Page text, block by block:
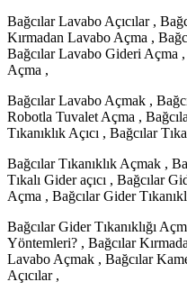
Bağcılar Lavabo Açıcılar ,
Kırmadan Lavabo Açma ,
Bağcılar Lavabo Gideri Açma
Açma ,
Bağcılar Lavabo Açmak ,
Robotla Tuvalet Açma ,
Tıkanıklık Açıcı , Bağcılar
Bağcılar Tıkanıklık Açmak ,
Tıkalı Gider açıcı , Bağcılar
Açma , Bağcılar Gider
Bağcılar Gider Tıkanıklığı
Yöntemleri? , Bağcılar
Lavabo Açmak , Bağcılar
Açıcılar ,